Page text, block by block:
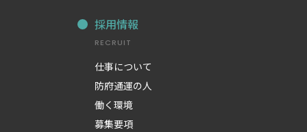
採用情報
RECRUIT
仕事について
防府通運の人
働く環境
募集要項